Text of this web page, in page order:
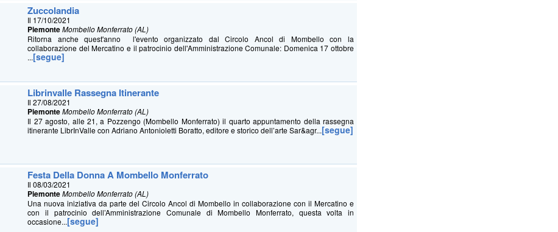
Zuccolandia
Il 17/10/2021
PiemonteMombello Monferrato (AL)
Ritorna anche quest'anno l'evento organizzato dal Circolo Ancol di Mombello con la
collaborazione del Mercatino e il patrocinio dell'Amministrazione Comunale: Domenica 17 ottobre
...[segue]
Librinvalle Rassegna Itinerante
Il 27/08/2021
PiemonteMombello Monferrato (AL)
Il 27 agosto, alle 21, a Pozzengo (Mombello Monferrato) il quarto appuntamento della rassegna
itinerante LibrInValle con Adriano Antonioletti Boratto, editore e storico dell’arte Sar&agr...[segue]
Festa Della Donna A Mombello Monferrato
Il 08/03/2021
PiemonteMombello Monferrato (AL)
Una nuova iniziativa da parte del Circolo Ancol di Mombello in collaborazione con il Mercatino e
con il patrocinio dell’Amministrazione Comunale di Mombello Monferrato, questa volta in
occasione...[segue]